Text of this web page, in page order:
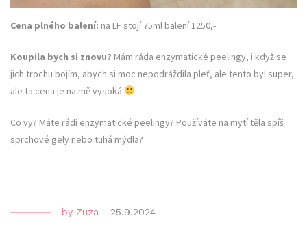
Cena plného balení: na LF stojí 75ml balení 1250,-
Koupila bych si znovu? Mám ráda enzymatické peelingy, i když se
jich trochu bojím, abych si moc nepodráždila pleť, ale tento byl super,
ale ta cena je na mě vysoká
Co vy? Máte rádi enzymatické peelingy? Používáte na mytí těla spíš
sprchové gely nebo tuhá mýdla?
by Zuza - 25.9.2024